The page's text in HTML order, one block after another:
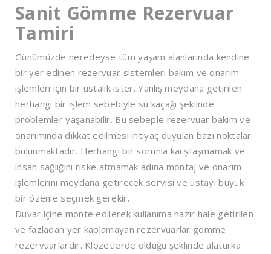
Sanit Gömme Rezervuar
Tamiri
Günümüzde neredeyse tüm yaşam alanlarında kendine
bir yer edinen rezervuar sistemleri bakım ve onarım
işlemleri için bir ustalık ister. Yanlış meydana getirilen
herhangi bir işlem sebebiyle su kaçağı şeklinde
problemler yaşanabilir. Bu sebeple rezervuar bakım ve
onarımında dikkat edilmesi ihtiyaç duyulan bazı noktalar
bulunmaktadır. Herhangi bir sorunla karşılaşmamak ve
insan sağlığını riske atmamak adına montaj ve onarım
işlemlerini meydana getirecek servisi ve ustayı büyük
bir özenle seçmek gerekir.
Duvar içine monte edilerek kullanıma hazır hale getirilen
ve fazladan yer kaplamayan rezervuarlar gömme
rezervuarlardır. Klozetlerde olduğu şeklinde alaturka